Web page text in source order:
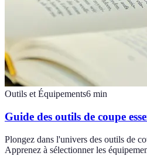
Outils et Équipements6 min
Guide des outils de coupe
Plongez dans l'univers des outils de
Apprenez à sélectionner les